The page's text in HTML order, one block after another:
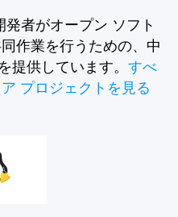
者がオープン ソフト
作業を行うための、中
提供しています。 すべ
プロジェクトを見る